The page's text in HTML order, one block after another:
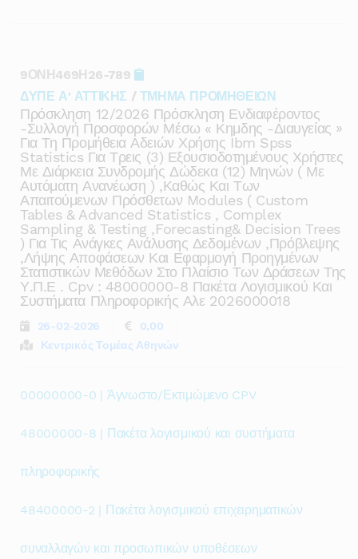
9ΟΝΗ469Η26-789
ΔΥΠΕ Α' ΑΤΤΙΚΗΣ / ΤΜΗΜΑ ΠΡΟΜΗΘΕΙΩΝ
Πρόσκληση 12/2026 Πρόσκληση Ενδιαφέροντος
-συλλογή Προσφορών Μέσω « Κημδης -διαυγείας »
Για Τη Προμήθεια Αδειών Χρήσης Ibm Spss
Statistics Για Τρεις (3) Εξουσιοδοτημένους Χρήστες
Με Διάρκεια Συνδρομής Δώδεκα (12) Μηνών ( Με
Αυτόματη Ανανέωση ) ,καθώς Και Των
Απαιτούμενων Πρόσθετων Modules ( Custom
Tables & Advanced Statistics , Complex
Sampling & Testing ,forecasting& Decision Trees
) Για Τις Ανάγκες Ανάλυσης Δεδομένων ,πρόβλεψης
,λήψης Αποφάσεων Και Εφαρμογή Προηγμένων
Στατιστικών Μεθόδων Στο Πλαίσιο Των Δράσεων Της
Υ.π.ε . Cpv : 48000000-8 Πακέτα Λογισμικού Και
Συστήματα Πληροφορικής Αλε 2026000018
26-02-2026
0,00
Κεντρικός Τομέας Αθηνών
00000000-0 | Άγνωστο/Εκτιμώμενο CPV
48000000-8 | Πακέτα λογισμικού και συστήματα
πληροφορικής
48400000-2 | Πακέτα λογισμικού επιχειρηματικών
συναλλαγών και προσωπικών υποθέσεων